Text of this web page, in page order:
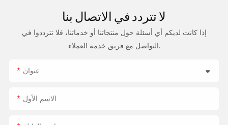
لا تتردد في الاتصال بنا
إذا كانت لديكم أي أسئلة حول منتجاتنا أو خدماتنا، فلا تترددوا في
التواصل مع فريق خدمة العملاء.
عنوان
الاسم الأول